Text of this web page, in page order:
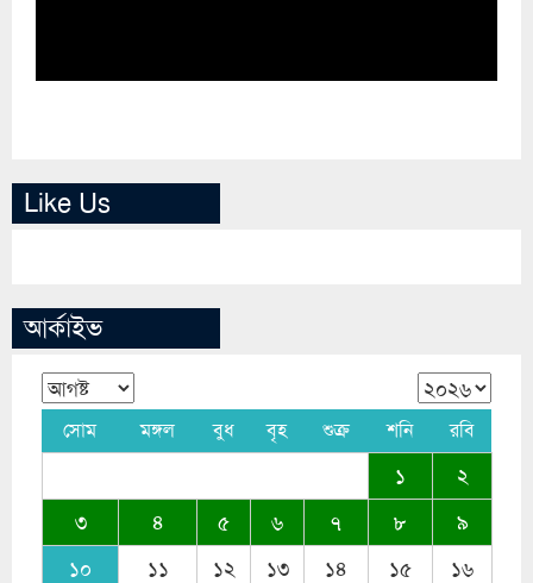
Like Us
আর্কাইভ
সোম মঙ্গল বুধ বৃহ শুক্র শনি রবি
১
২
৩
৪ ৫ ৬ ৭ ৮
৯
১০
১১ ১২ ১৩ ১৪ ১৫
১৬